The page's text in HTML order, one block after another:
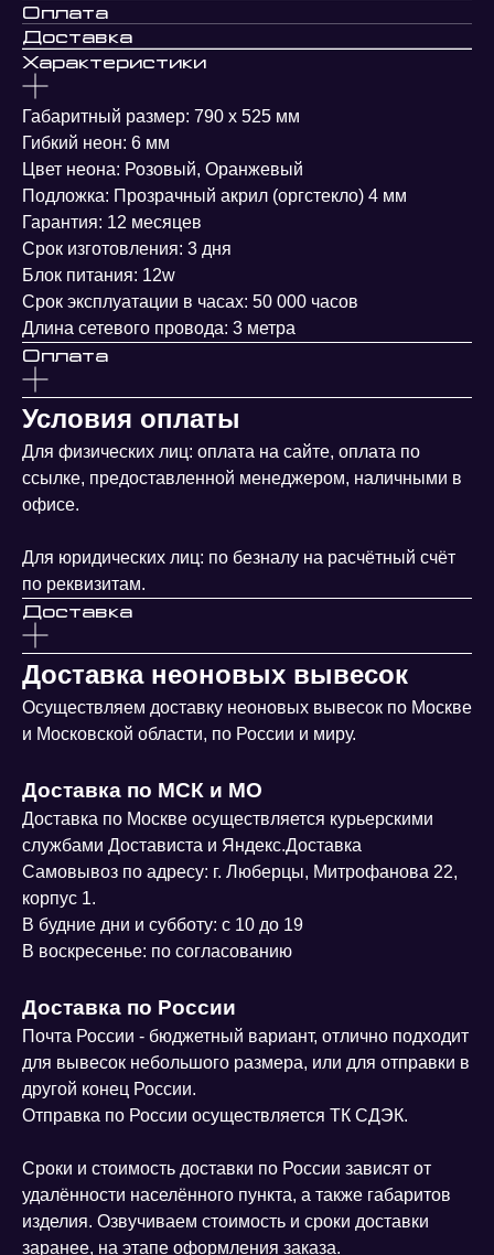
Оплата
Доставка
Характеристики
Габаритный размер: 790 х 525 мм
Гибкий неон: 6 мм
Цвет неона: Розовый, Оранжевый
Подложка: Прозрачный акрил (оргстекло) 4 мм
Гарантия: 12 месяцев
Срок изготовления: 3 дня
Блок питания: 12w
Срок эксплуатации в часах: 50 000 часов
Длина сетевого провода: 3 метра
Оплата
Условия оплаты
Для физических лиц: оплата на сайте, оплата по
ссылке, предоставленной менеджером, наличными в
офисе.
Для юридических лиц: по безналу на расчётный счёт
по реквизитам.
Доставка
Доставка неоновых вывесок
Осуществляем доставку неоновых вывесок по Москве
и Московской области, по России и миру.
Доставка по МСК и МО
Доставка по Москве осуществляется курьерскими
службами Достависта и Яндекс.Доставка
Самовывоз по адресу: г. Люберцы, Митрофанова 22,
корпус 1.
В будние дни и субботу: с 10 до 19
В воскресенье: по согласованию
Доставка по России
Почта России - бюджетный вариант, отлично подходит
для вывесок небольшого размера, или для отправки в
другой конец России.
Отправка по России осуществляется ТК СДЭК.
Сроки и стоимость доставки по России зависят от
удалённости населённого пункта, а также габаритов
изделия. Озвучиваем стоимость и сроки доставки
заранее, на этапе оформления заказа.